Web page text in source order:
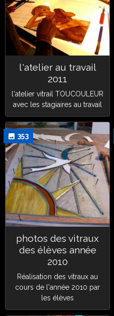
l'atelier au travail
2011
l'atelier vitrail TOUCOULEUR
avec les stagiaires au travail
353
photos des vitraux
des élèves année
2010
Réalisation des vitraux au
cours de l'année 2010 par
les élèves